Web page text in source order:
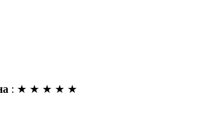
: ★ ★ ★ ★ ★